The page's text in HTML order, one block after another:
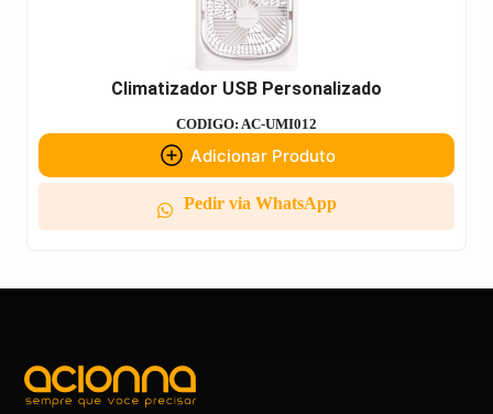
Climatizador USB Personalizado
CODIGO: AC-UMI012
Adicionar Produto
Pedir via WhatsApp